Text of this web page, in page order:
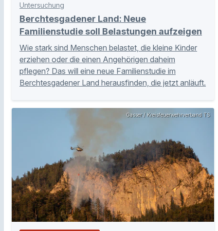
Untersuchung
Berchtesgadener Land: Neue
Familienstudie soll Belastungen aufzeigen
Wie stark sind Menschen belastet, die kleine Kinder
erziehen oder die einen Angehörigen daheim
pflegen? Das will eine neue Familienstudie im
Berchtesgadener Land herausfinden, die jetzt anläuft.
Gasser / Kreisfeuerwehrverband TS